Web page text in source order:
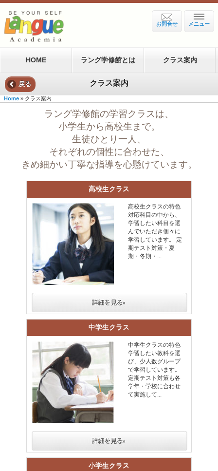
メニュー
お問合せ
HOME ラング学修館とは クラス案内
戻る クラス案内
Home » クラス案内
ラング学修館の学習クラスは、
小学生から高校生まで。
生徒ひとり一人、
それぞれの個性に合わせた、
きめ細かい丁寧な指導を心懸けています。
高校生クラス
高校生クラスの特色
対応科目の中から、
学習したい科目を選
んでいただき個々に
学習しています。 定
期テスト対策・夏
期・冬期・...
中学生クラス
中学生クラスの特色
学習したい教科を選
び、少人数グループ
で学習しています。
定期テスト対策も各
学年・学校に合わせ
て実施して...
小学生クラス